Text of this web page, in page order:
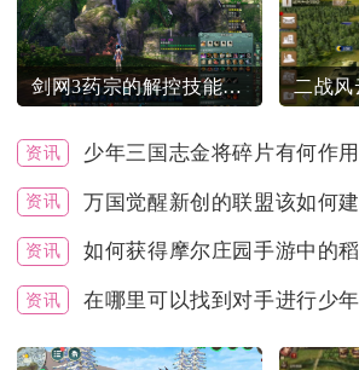
剑网3药宗的解控技能有哪些
资讯 少年三国志金将碎片有何作用
资讯 万国觉醒新创的联盟该如何
资讯 如何获得摩尔庄园手游中的
资讯